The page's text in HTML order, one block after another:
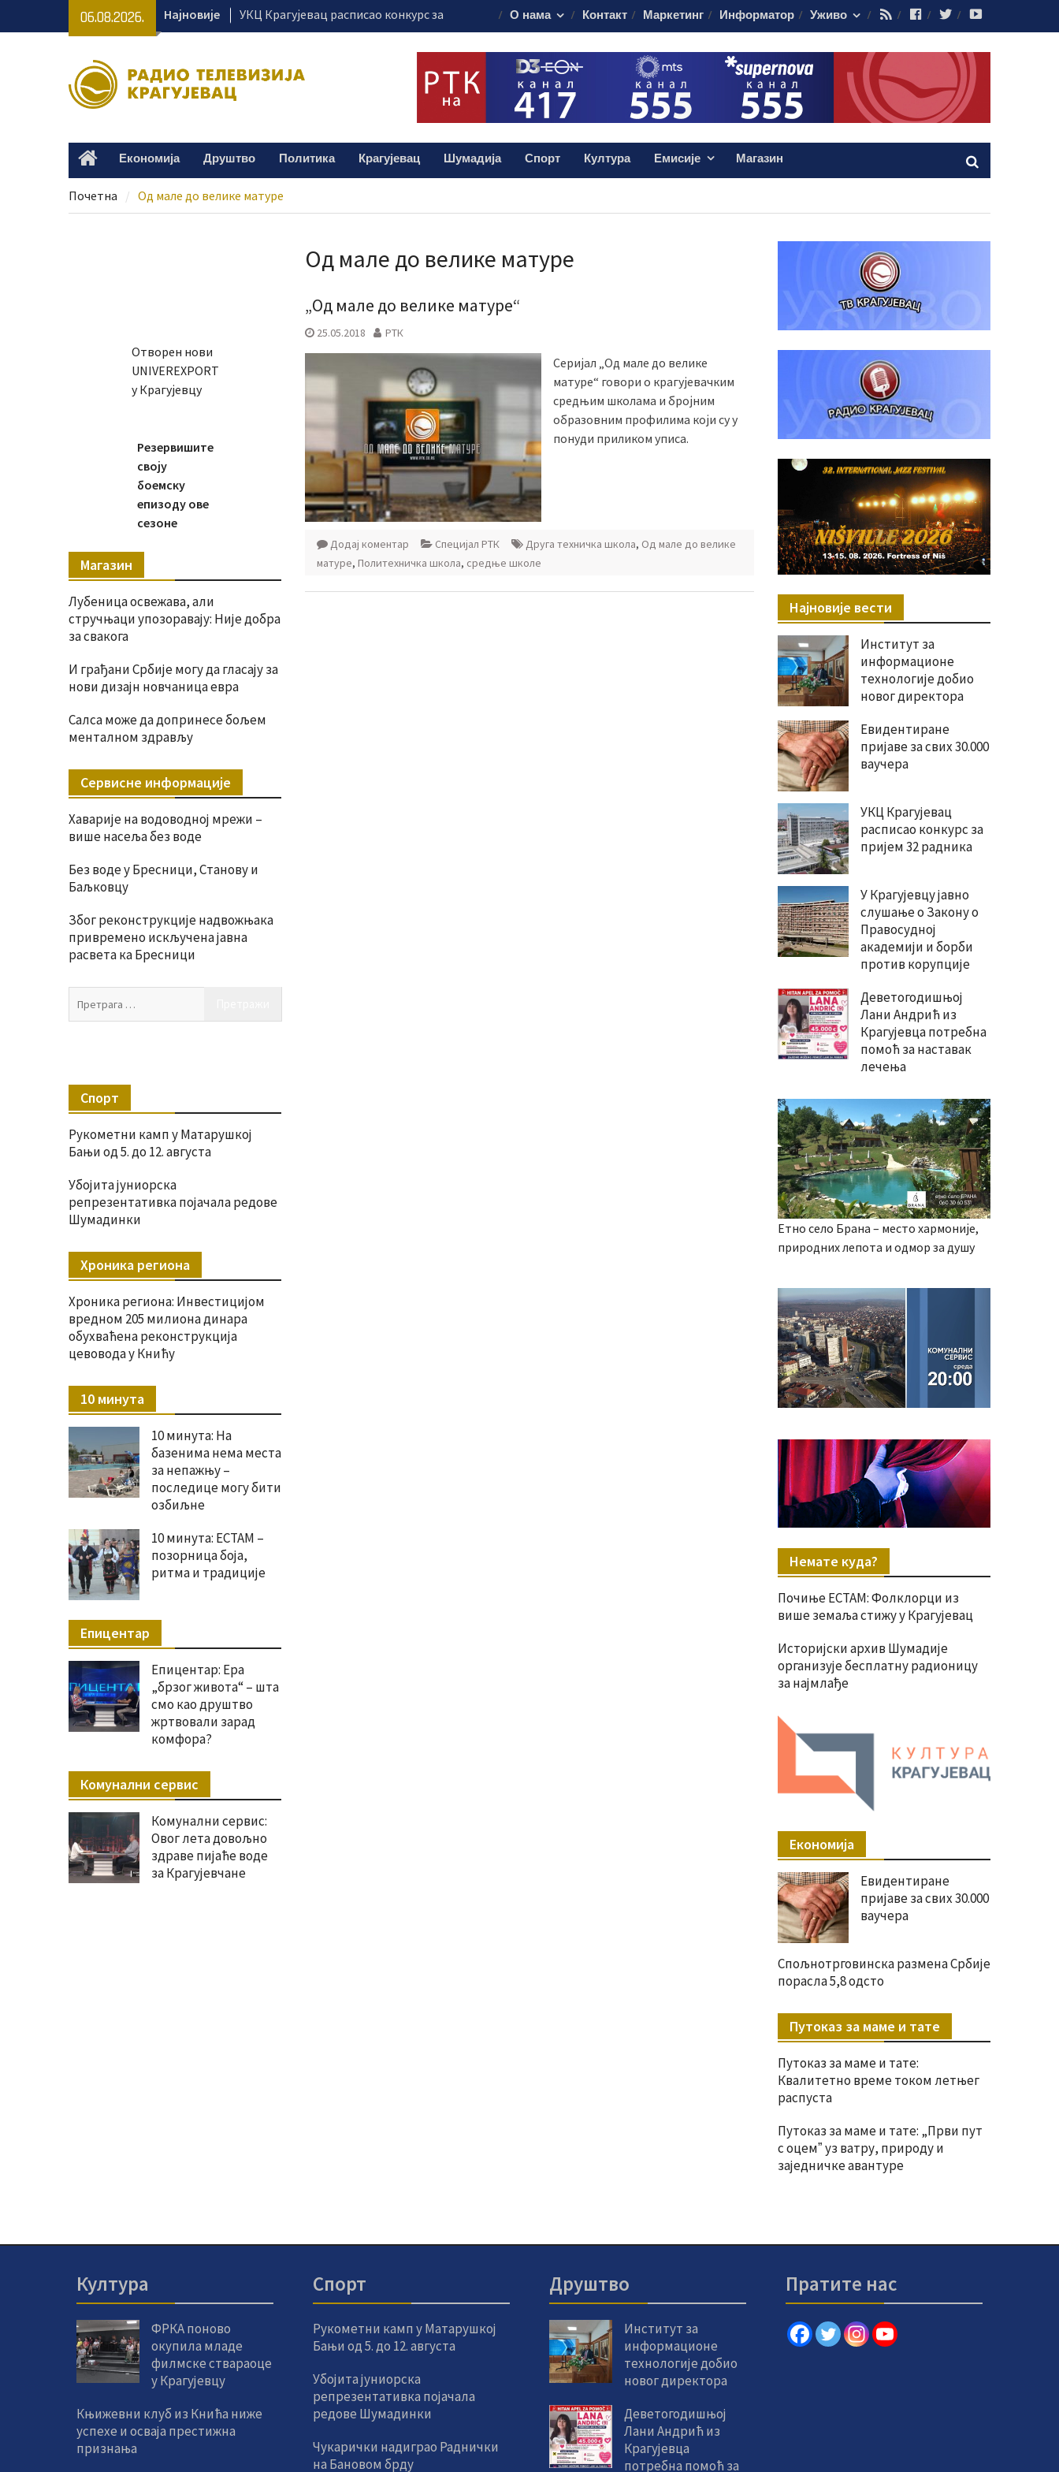
06.08.2026. Најновије
УКЦ Крагујевац расписао конкурс за
пријем 32 радника
У Крагујевцу јавно слушање о Закону
о Правосудној академији и борби
технологије добио новог директора
Евидентиране пријаве за свих 30.000
ваучера
О нама Контакт Маркетинг Информатор Уживо RSS FacebookTwitter
HomeЕкономија Друштво Политика Крагујевац Шумадија Спорт Култура Емисије Магазин
Почетна Од мале до велике матуре
Од мале до велике матуре
„Од мале до велике матуре“
25.05.2018 РТК
Серијал „Од мале до велике
матуре“ говори о крагујевачким
средњим школама и бројним
образовним профилима који су у
понуди приликом уписа.
Додај коментар Специјал РТК Друга техничка школа, Од мале до велике
матуре, Политехничка школа, средње школе
Најновије вести
Институт за
информационе
технологије добио
новог директора
Евидентиране
пријаве за свих 30.000
ваучера
УКЦ Крагујевац
расписао конкурс за
пријем 32 радника
У Крагујевцу јавно
слушање о Закону о
Правосудној
академији и борби
против корупције
Деветогодишњој
Лани Андрић из
Крагујевца потребна
помоћ за наставак
лечења
Етно село Брана – место хармоније,
природних лепота и одмор за душу
Немате куда?
Почиње ЕСТАМ: Фолклорци из
више земаља стижу у Крагујевац
Историјски архив Шумадије
организује бесплатну радионицу
за најмлађе
Економија
Евидентиране
пријаве за свих 30.000
ваучера
Спољнотрговинска размена Србије
порасла 5,8 одсто
Путоказ за маме и тате
Путоказ за маме и тате:
Квалитетно време током летњег
распуста
Путоказ за маме и тате: „Први пут
с оцемˮ уз ватру, природу и
заједничке авантуре
Отворен нови
UNIVEREXPORT
у Крагујевцу
Резервишите
своју
боемску
епизоду ове
сезоне
Магазин
Лубеница освежава, али
стручњаци упозоравају: Није добра
за свакога
И грађани Србије могу да гласају за
нови дизајн новчаница евра
Салса може да допринесе бољем
менталном здрављу
Сервисне информације
Хаварије на водоводној мрежи –
више насеља без воде
Без воде у Бресници, Станову и
Баљковцу
Због реконструкције надвожњака
привремено искључена јавна
расвета ка Бресници
Спорт
Рукометни камп у Матарушкој
Бањи од 5. до 12. августа
Убојита јуниорска
репрезентативка појачала редове
Шумадинки
Хроника региона
Хроника региона: Инвестицијом
вредном 205 милиона динара
обухваћена реконструкција
цевовода у Книћу
10 минута
10 минута: На
базенима нема места
за непажњу –
последице могу бити
озбиљне
10 минута: ЕСТАМ –
позорница боја,
ритма и традиције
Епицентар
Епицентар: Ера
„брзог живота“ – шта
смо као друштво
жртвовали зарад
комфора?
Комунални сервис
Комунални сервис:
Овог лета довољно
здраве пијаће воде
за Крагујевчане
Култура
ФРКА поново
окупила младе
филмске ствараоце
у Крагујевцу
Књижевни клуб из Кнића ниже
успехе и осваја престижна
признања
Спорт
Рукометни камп у Матарушкој
Бањи од 5. до 12. августа
Убојита јуниорска
репрезентативка појачала
редове Шумадинки
Чукарички надиграо Раднички
на Бановом брду
Друштво
Институт за
информационе
технологије добио
новог директора
Деветогодишњој
Лани Андрић из
Крагујевца
потребна помоћ за
Пратите нас